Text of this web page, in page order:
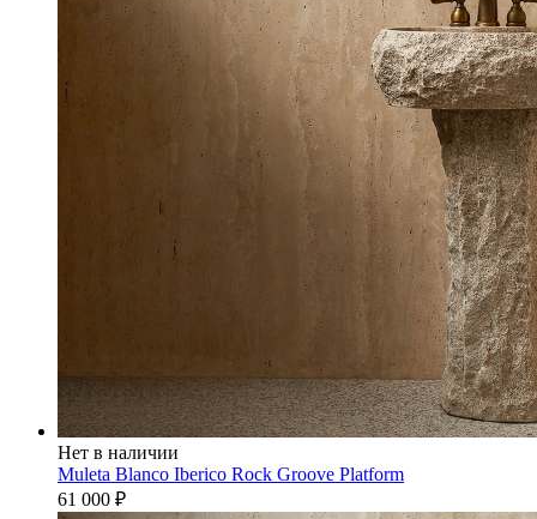
Нет в наличии
Muleta Blanco Iberico Rock Groove Platform
61 000 ₽